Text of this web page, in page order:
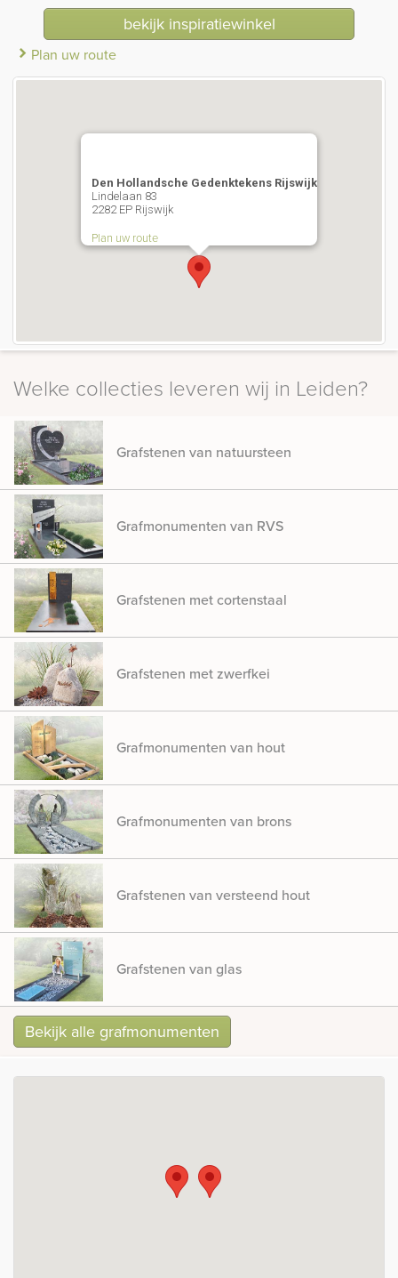
bekijk inspiratiewinkel
Plan uw route
Den Hollandsche Gedenktekens Rijswijk
Lindelaan 83
2282 EP Rijswijk
Plan uw route
Welke collecties leveren wij in Leiden?
Grafstenen van natuursteen
Grafmonumenten van RVS
Grafstenen met cortenstaal
Grafstenen met zwerfkei
Grafmonumenten van hout
Grafmonumenten van brons
Grafstenen van versteend hout
Grafstenen van glas
Bekijk alle grafmonumenten